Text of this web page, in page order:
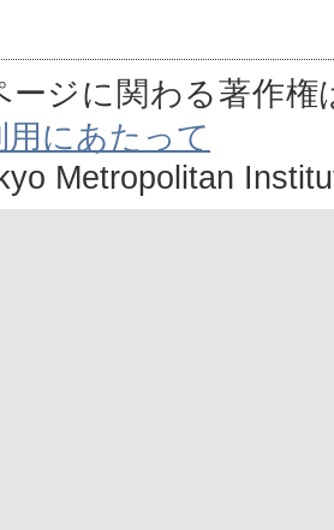
ージに関わる著作
用にあたって
Metropolitan